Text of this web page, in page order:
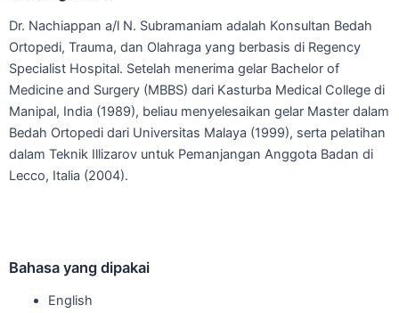
Dr. Nachiappan a/l N. Subramaniam adalah Konsultan Bedah
Ortopedi, Trauma, dan Olahraga yang berbasis di Regency
Specialist Hospital. Setelah menerima gelar Bachelor of
Medicine and Surgery (MBBS) dari Kasturba Medical College di
Manipal, India (1989), beliau menyelesaikan gelar Master dalam
Bedah Ortopedi dari Universitas Malaya (1999), serta pelatihan
dalam Teknik Illizarov untuk Pemanjangan Anggota Badan di
Lecco, Italia (2004).
Bahasa yang dipakai
English